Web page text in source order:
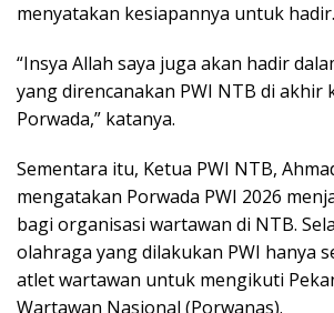
menyatakan kesiapannya untuk hadir.
“Insya Allah saya juga akan hadir
yang direncanakan PWI NTB di akhir
Porwada,” katanya.
Sementara itu, Ketua PWI NTB,
mengatakan Porwada PWI 2026
bagi organisasi wartawan di NTB.
olahraga yang dilakukan PWI hanya
atlet wartawan untuk mengikuti
Wartawan Nasional (Porwanas).